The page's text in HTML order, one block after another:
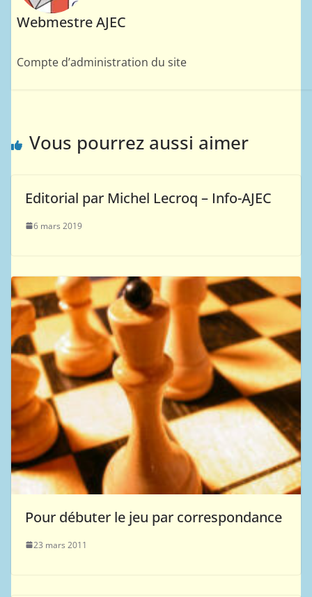
Webmestre AJEC
Compte d’administration du site
Vous pourrez aussi aimer
Editorial par Michel Lecroq – Info-AJEC
6 mars 2019
Pour débuter le jeu par correspondance
23 mars 2011